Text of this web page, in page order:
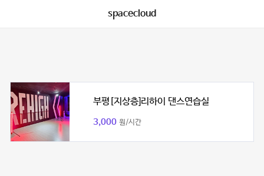
spacecloud
부평[지상층]리하이 댄스연습실
3,000 원/시간